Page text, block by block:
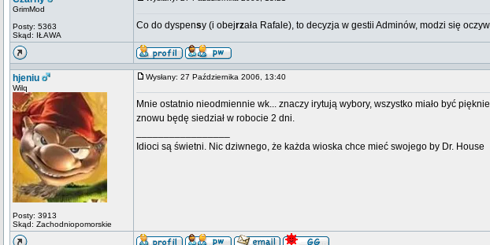
GrimMod
Posty: 5363
Skąd: IŁAWA
Co do dyspensy (i obejrzała Rafale), to decyzja w gestii Adminów, modzi się
hjeniu
Wilq
Posty: 3913
Skąd: Zachodniopomorskie
Wysłany: 27 Października 2006, 13:40
Mnie ostatnio nieodmiennie wk... znaczy irytują wybory, wszystko miało być
znowu będę siedział w robocie 2 dni.
Idioci są świetni. Nic dziwnego, że każda wioska chce mieć swojego by Dr. House